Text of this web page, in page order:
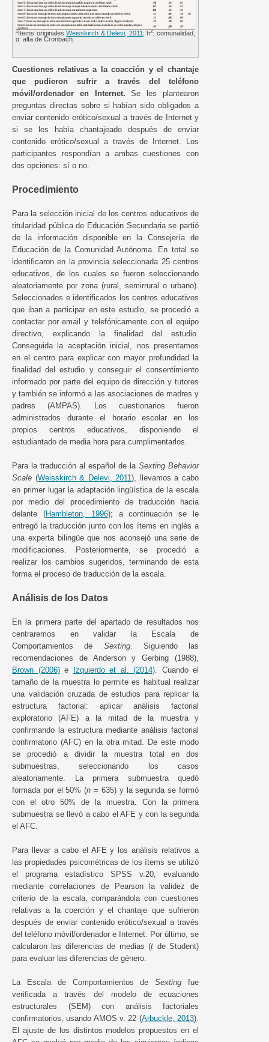
1Ítems originalesWeisskirch & Delevi, 2011 ; h2: comunalidad,
α: alfa de Cronbach.
Cuestiones relativas a la coacción y el chantaje
que pudieron sufrir a través del teléfono
móvil/ordenador en Internet. Se les plantearon
preguntas directas sobre si habían sido obligados a
enviar contenido erótico/sexual a través de Internet y
si se les había chantajeado después de enviar
contenido erótico/sexual a través de Internet. Los
participantes respondían a ambas cuestiones con
dos opciones: sí o no.
Procedimiento
Para la selección inicial de los centros educativos de
titularidad pública de Educación Secundaria se partió
de la información disponible en la Consejería de
Educación de la Comunidad Autónoma. En total se
identificaron en la provincia seleccionada 25 centros
educativos, de los cuales se fueron seleccionando
aleatoriamente por zona (rural, semirrural o urbano).
Seleccionados e identificados los centros educativos
que iban a participar en este estudio, se procedió a
contactar por email y telefónicamente con el equipo
directivo, explicando la finalidad del estudio.
Conseguida la aceptación inicial, nos presentamos
en el centro para explicar con mayor profundidad la
finalidad del estudio y conseguir el consentimiento
informado por parte del equipo de dirección y tutores
y también se informó a las asociaciones de madres y
padres (AMPAS). Los cuestionarios fueron
administrados durante el horario escolar en los
propios centros educativos, disponiendo el
estudiantado de media hora para cumplimentarlos.
Para la traducción al español de la Sexting Behavior
Scale (Weisskirch & Delevi, 2011), llevamos a cabo
en primer lugar la adaptación lingüística de la escala
por medio del procedimiento de traducción hacia
delante (Hambleton, 1996); a continuación se le
entregó la traducción junto con los ítems en inglés a
una experta bilingüe que nos aconsejó una serie de
modificaciones. Posteriormente, se procedió a
realizar los cambios sugeridos, terminando de esta
forma el proceso de traducción de la escala.
Análisis de los Datos
En la primera parte del apartado de resultados nos
centraremos en validar la Escala de
Comportamientos de Sexting. Siguiendo las
recomendaciones de Anderson y Gerbing (1988),
Brown (2006)e Izquierdo et al. (2014) . Cuando el
tamaño de la muestra lo permite es habitual realizar
una validación cruzada de estudios para replicar la
estructura factorial: aplicar análisis factorial
exploratorio (AFE) a la mitad de la muestra y
confirmando la estructura mediante análisis factorial
confirmatorio (AFC) en la otra mitad. De este modo
se procedió a dividir la muestra total en dos
submuestras, seleccionando los casos
aleatoriamente. La primera submuestra quedó
formada por el 50% (n = 635) y la segunda se formó
con el otro 50% de la muestra. Con la primera
submuestra se llevó a cabo el AFE y con la segunda
el AFC.
Para llevar a cabo el AFE y los análisis relativos a
las propiedades psicométricas de los ítems se utilizó
el programa estadístico SPSS v.20, evaluando
mediante correlaciones de Pearson la validez de
criterio de la escala, comparándola con cuestiones
relativas a la coerción y el chantaje que sufrieron
después de enviar contenido erótico/sexual a través
del teléfono móvil/ordenador e Internet. Por último, se
calcularon las diferencias de medias (t de Student)
para evaluar las diferencias de género.
La Escala de Comportamientos deSexting fue
verificada a través del modelo de ecuaciones
estructurales (SEM) con análisis factoriales
confirmatorios, usando AMOS v. 22 (Arbuckle, 2013).
El ajuste de los distintos modelos propuestos en el